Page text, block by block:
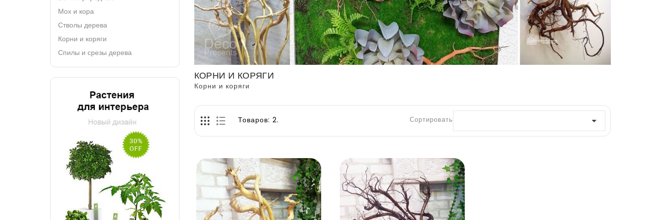
Мох и кора
Стволы дерева
Корни и коряги
Спилы и срезы дерева
КОРНИ И КОРЯГИ
Корни и коряги
Товаров: 2. Сортировать по: 